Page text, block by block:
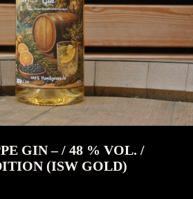
GIN – / 48 % VOL. /
(ISW GOLD)